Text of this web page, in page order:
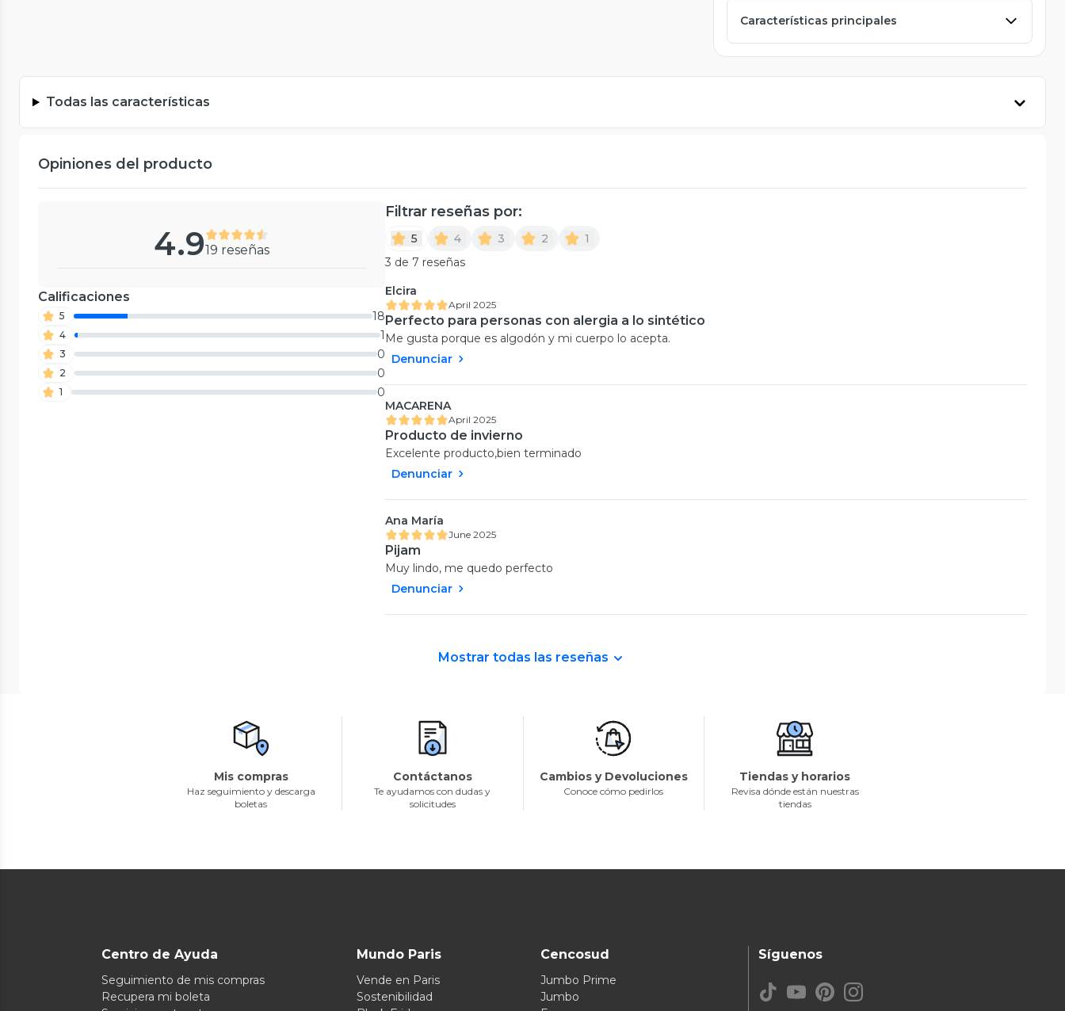
Características principales
Todas las características
Opiniones del producto
4.919 reseñas
Calificaciones
5 18
4 1
3 0
2 0
1 0
Filtrar reseñas por:
5 4 3 2
1
3 de 7 reseñas
Elcira
April 2025
Perfecto para personas con alergia a lo sintético
Me gusta porque es algodón y mi cuerpo lo acepta.
Denunciar
MACARENA
April 2025
Producto de invierno
Excelente producto,bien terminado
Denunciar
Ana María
June 2025
Pijam
Muy lindo, me quedo perfecto
Denunciar
Mostrar todas las reseñas
Mis compras
Haz seguimiento y descarga
boletas
Contáctanos
Te ayudamos con dudas y
solicitudes
Cambios y Devoluciones
Conoce cómo pedirlos
Tiendas y horarios
Revisa dónde están nuestras
tiendas
Centro de Ayuda
Seguimiento de mis compras
Recupera mi boleta
Mundo Paris
Vende en Paris
Sostenibilidad
Cencosud
Jumbo Prime
Jumbo
Síguenos